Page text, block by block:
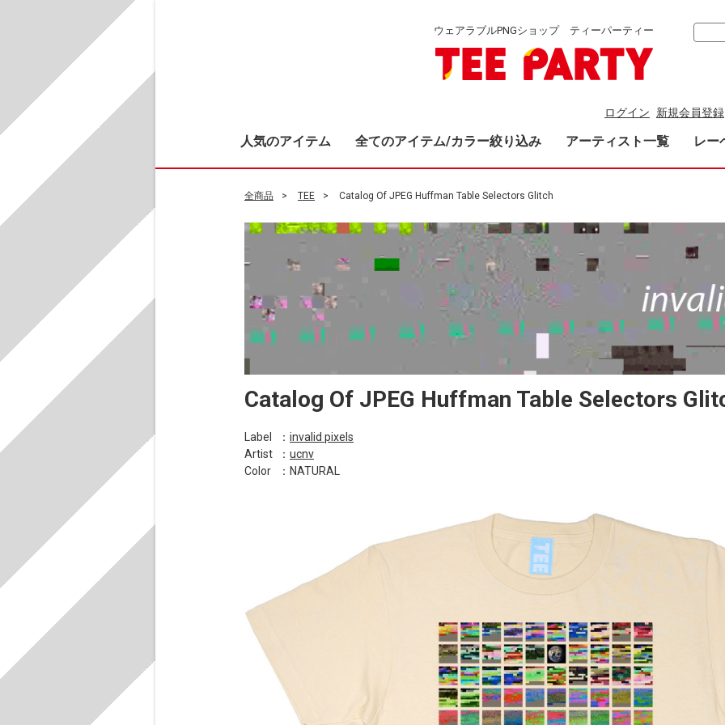
ウェアラブルPNGショップ ティーパーティー
ログイン 新規会員登録
人気のアイテム 全てのアイテム/カラー絞り込み アーティスト一覧 レー
全商品 TEE Catalog Of JPEG Huffman Table Selectors Glitch
Catalog Of JPEG Huffman Table Selectors
Label ： invalid pixels
Artist
： ucnv
Color
：NATURAL